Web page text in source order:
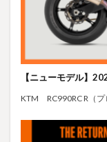
【ニューモデル】
KTM RC990RC R（